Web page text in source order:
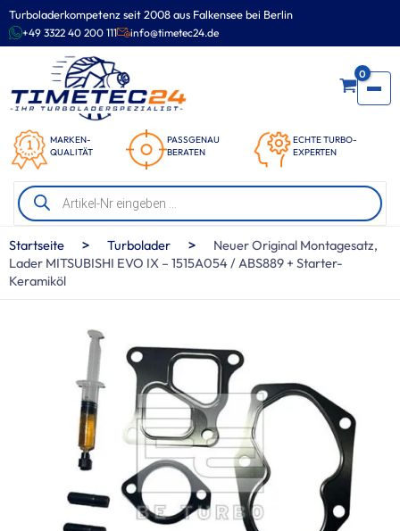
Turboladerkompetenz seit 2008 aus Falkensee bei Berlin
+49 3322 40 200 111 info@timetec24.de
MARKEN-
QUALITÄT
PASSGENAU
BERATEN
ECHTE TURBO-
EXPERTEN
0
Products
search
Zum
Inhalt
springen
Startseite > Turbolader >
Neuer Original Montagesatz,
Lader MITSUBISHI EVO IX – 1515A054 / ABS889 + Starter-
Keramiköl